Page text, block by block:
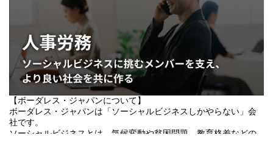
▼For Goodの事業紹介ページはこちら
https://www.borderless-japan.com/social-business/for-good/
▼For Goodの月報noteページはこちら
https://note.com/forgood_note/m/mf0254ea0e121
▼代表が語るFor Goodの未来
事業代表が自身の想いを発信しているPodcastとnoteも是非ご覧く
・Podcast「クラファンで世界に挑む理由|一人の一歩がつながる
社会へ」
https://open.spotify.com/episode/7qJUvYSYRAeTw2j84Dj2qP?
【ボーダレス・ジャパンについて】
ボーダレス・ジャパンは「ソーシャルビジネスしかやらない」会
社です。
ソーシャルビジネスとは、気候変動や貧困問題、教育格差などの